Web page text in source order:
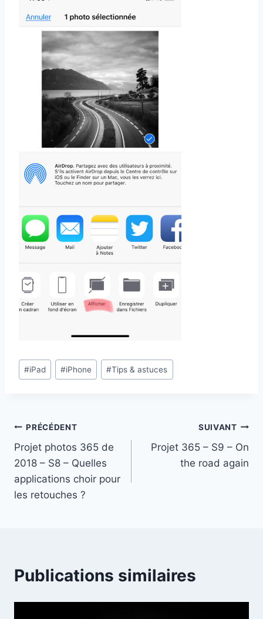
Étiquettes
de
#iPad #iPhone #Tips & astuces
Navigation
de
l’article
PRÉCÉDENT
Projet photos 365 de
2018 – S8 – Quelles
applications choir pour
les retouches ?
SUIVANT
Projet 365 – S9 – On
the road again
Publications similaires